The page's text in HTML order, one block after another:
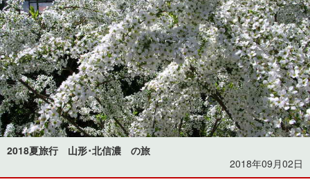
2018夏旅行 山形･北信濃 の旅
2018年09月02日